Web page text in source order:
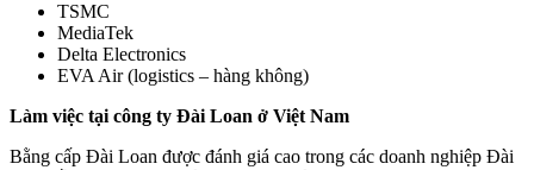
TSMC
MediaTek
Delta Electronics
EVA Air (logistics – hàng không)
Làm việc tại công ty Đài Loan ở Việt Nam
Bằng cấp Đài Loan được đánh giá cao trong các doanh nghiệp Đài